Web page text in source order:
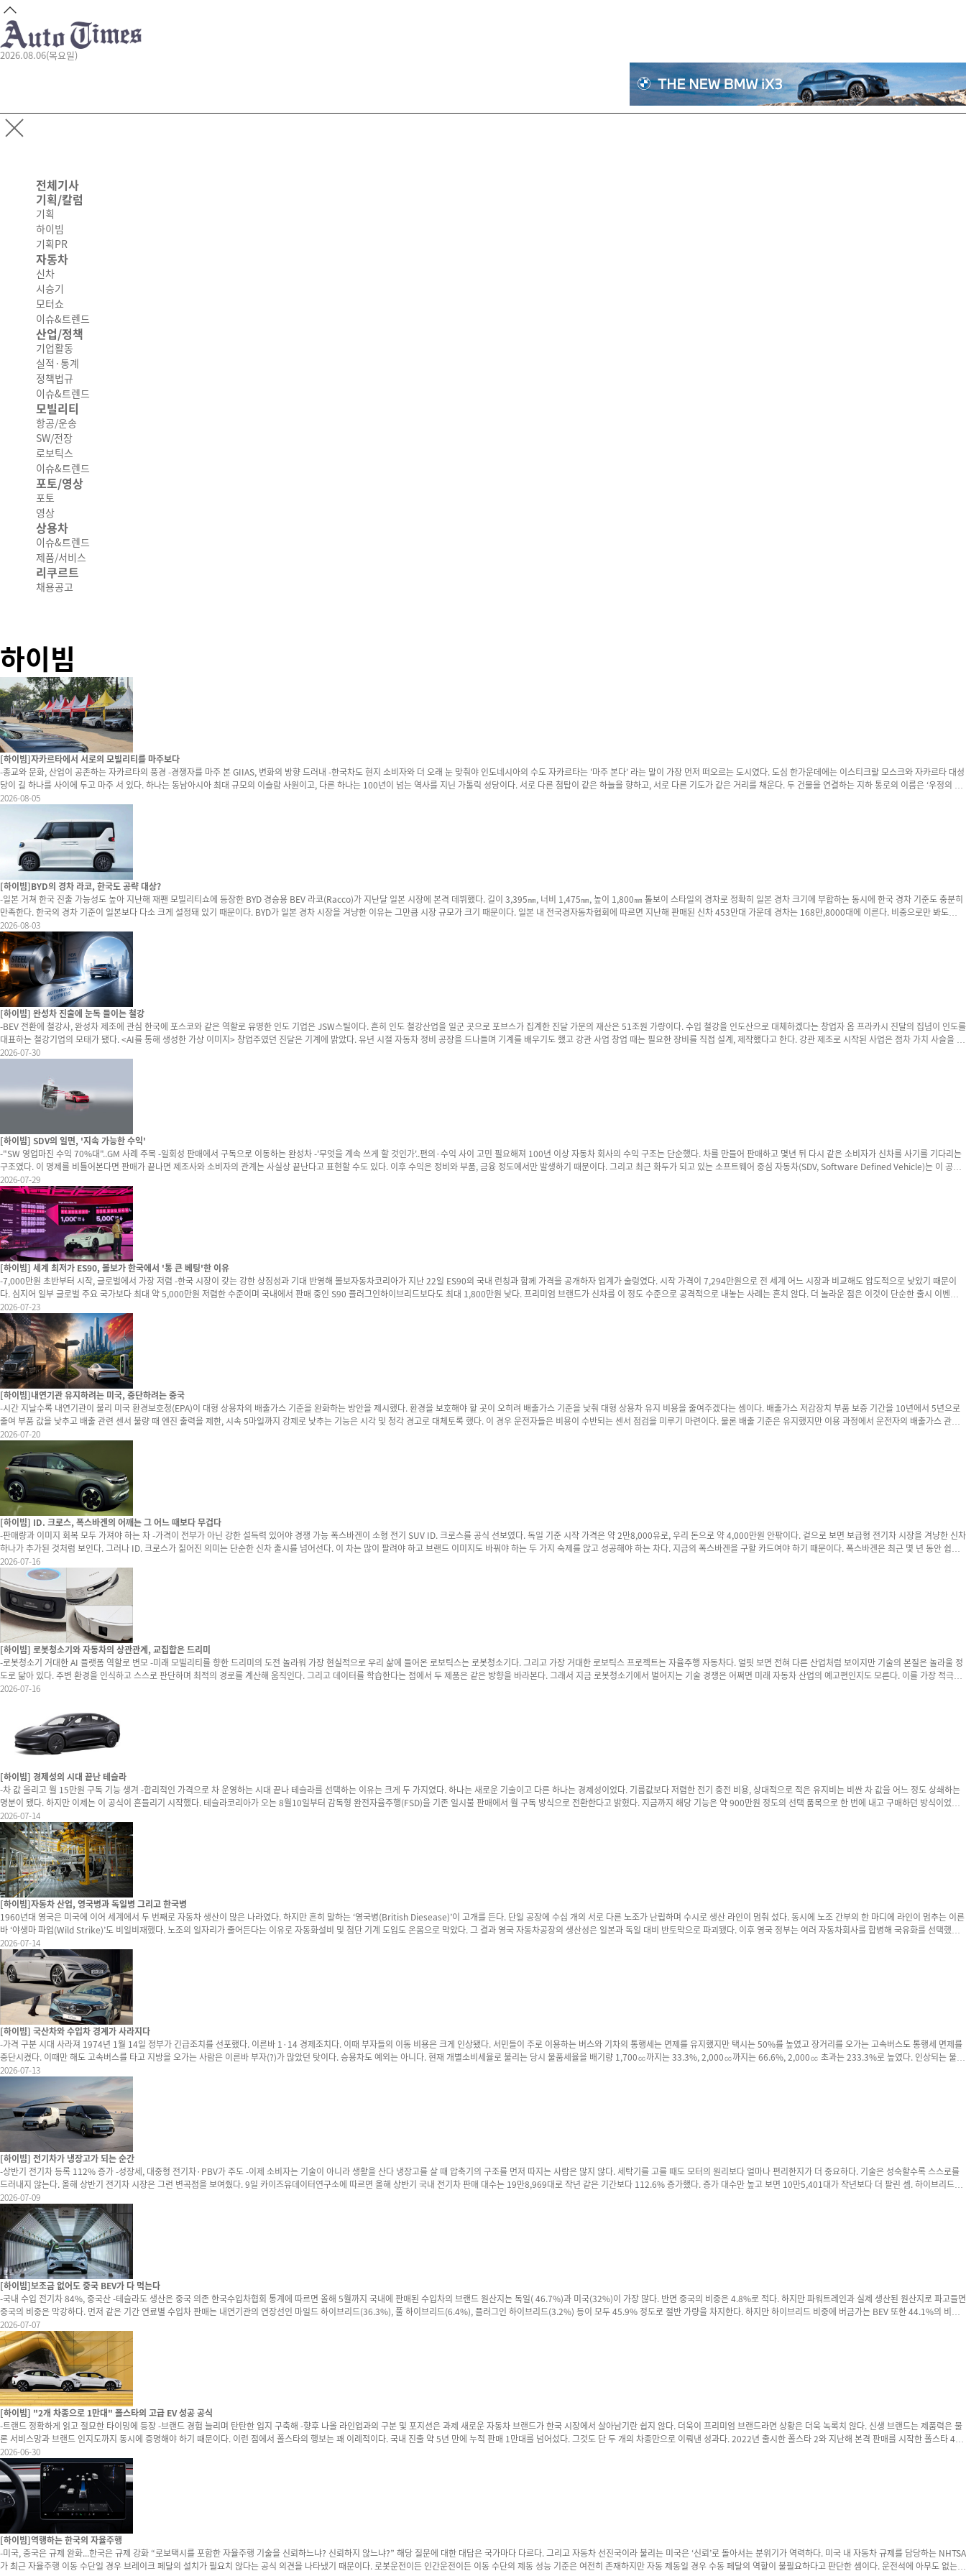
2026.08.06(목요일)
전체기사
기획/칼럼
기획
하이빔
기획PR
자동차
신차
시승기
모터쇼
이슈&트렌드
산업/정책
기업활동
실적·통계
정책법규
이슈&트렌드
모빌리티
항공/운송
SW/전장
로보틱스
이슈&트렌드
포토/영상
포토
영상
상용차
이슈&트렌드
제품/서비스
리쿠르트
채용공고
하이빔
[하이빔]자카르타에서 서로의 모빌리티를 마주보다
-종교와 문화, 산업이 공존하는 자카르타의 풍경 -경쟁자를 마주 본 GIIAS, 변화의 방향 드러내 -한국차도 현지 소비자와 더 오래 눈 맞춰야 인도네시아의 수도 자카르타는 '마주 본다' 라는 말이 가장 먼저 떠오르는 도시였다. 도심 한가운데에는 이스티크랄 모스크와 자카르타 대성
당이 길 하나를 사이에 두고 마주 서 있다. 하나는 동남아시아 최대 규모의 이슬람 사원이고, 다른 하나는 100년이 넘는 역사를 지닌 가톨릭 성당이다. 서로 다른 첨탑이 같은 하늘을 향하고, 서로 다른 기도가 같은 거리를 채운다. 두 건물을 연결하는 지하 통로의 이름은 ‘우정의 터
널’이다. 종교가 다르다는 이유로 등을 돌리는 대신 서로를 바라보고 오갈 수 있는 길을 만든 것이다. 자카르타라는 도시를 설명하기에 이보다 상징적인 장면도 드물다. 모터쇼장에서도 마주 보는 장면은 계속됐다. 메르세데스-벤츠와 BMW가 서로를 바라보며 부스를 꾸렸다. 한쪽
2026-08-05
[하이빔]BYD의 경차 라코, 한국도 공략 대상?
-일본 거쳐 한국 진출 가능성도 높아 지난해 재팬 모빌리티쇼에 등장한 BYD 경승용 BEV 라코(Racco)가 지난달 일본 시장에 본격 데뷔했다. 길이 3,395㎜, 너비 1,475㎜, 높이 1,800㎜ 톨보이 스타일의 경차로 정확히 일본 경차 크기에 부합하는 동시에 한국 경차 기준도 충분히
만족한다. 한국의 경차 기준이 일본보다 다소 크게 설정돼 있기 때문이다. BYD가 일본 경차 시장을 겨냥한 이유는 그만큼 시장 규모가 크기 때문이다. 일본 내 전국경자동차협회에 따르면 지난해 판매된 신차 453만대 가운데 경차는 168만,8000대에 이른다. 비중으로만 봐도
37%에 달할 만큼 높다. 글로벌 시장 관점에서 경차는 당연히 일본 소비자들의 평가를 받는 게 정석이다. 하지만 내연기관은 경쟁력이 없다. 일본 기업들의 기술력이 높아서다. 오죽하면 일본은 수입차의 무덤이라는 얘기까지 들릴 정도다. 연간 170만대 내외의 한국에서 수입차 판
2026-08-03
[하이빔] 완성차 진출에 눈독 들이는 철강
-BEV 전환에 철강사, 완성차 제조에 관심 한국에 포스코와 같은 역할로 유명한 인도 기업은 JSW스틸이다. 흔히 인도 철강산업을 일군 곳으로 포브스가 집계한 진달 가문의 재산은 51조원 가량이다. 수입 철강을 인도산으로 대체하겠다는 창업자 옴 프라카시 진달의 집념이 인도를
대표하는 철강기업의 모태가 됐다. <AI를 통해 생성한 가상 이미지> 창업주였던 진달은 기계에 밝았다. 유년 시절 자동차 정비 공장을 드나들며 기계를 배우기도 했고 강관 사업 창업 때는 필요한 장비를 직접 설계, 제작했다고 한다. 강관 제조로 시작된 사업은 점차 가치 사슬을 만
들어 현재는 필요한 철광석을 직접 캐내는 광산도 소유하고 있다. 갑자기 JSW가 글로벌 모빌리티 시장 내 시선을 이끈 이유는 완성차 시장 진출 가능성 때문이다. 여기서 진출의 실제 ‘의미’는 철강을 자동차회사에 공급하는 것이 아니라 직접 완성차 제조 및 판매에 나서는 것을 뜻
2026-07-30
[하이빔] SDV의 일면, '지속 가능한 수익'
-"SW 영업마진 수익 70%대"..GM 사례 주목 -일회성 판매에서 구독으로 이동하는 완성차 -'무엇을 계속 쓰게 할 것인가'..편의·수익 사이 고민 필요해져 100년 이상 자동차 회사의 수익 구조는 단순했다. 차를 만들어 판매하고 몇년 뒤 다시 같은 소비자가 신차를 사기를 기다리는
구조였다. 이 명제를 비틀어본다면 판매가 끝나면 제조사와 소비자의 관계는 사실상 끝난다고 표현할 수도 있다. 이후 수익은 정비와 부품, 금융 정도에서만 발생하기 때문이다. 그리고 최근 화두가 되고 있는 소프트웨어 중심 자동차(SDV, Software Defined Vehicle)는 이 공식
을 완전히 뒤집는다. 차를 판매하는 순간이 관계의 끝이 아니라 시작이 되기 때문이다 . 제조사는 이후에도 기능을 추가하고 서비스를 판매하며 매달 새로운 수익을 만든다. 자동차가 스마트폰처럼 변한다는 표현은 단순히 무선 업데이트(OTA)가 가능하다는 의미만이 아니다. 스마
2026-07-29
[하이빔] 세계 최저가 ES90, 볼보가 한국에서 '통 큰 베팅'한 이유
-7,000만원 초반부터 시작, 글로벌에서 가장 저렴 -한국 시장이 갖는 강한 상징성과 기대 반영해 볼보자동차코리아가 지난 22일 ES90의 국내 런칭과 함께 가격을 공개하자 업계가 술렁였다. 시작 가격이 7,294만원으로 전 세계 어느 시장과 비교해도 압도적으로 낮았기 때문이
다. 심지어 일부 글로벌 주요 국가보다 최대 약 5,000만원 저렴한 수준이며 국내에서 판매 중인 S90 플러그인하이브리드보다도 최대 1,800만원 낮다. 프리미엄 브랜드가 신차를 이 정도 수준으로 공격적으로 내놓는 사례는 흔치 않다. 더 놀라운 점은 이것이 단순한 출시 이벤트가
아니라는 사실이다. 볼보차코리아는 환율 부담으로 사실상 마진을 포기하면서까지 가격을 결정했다는 점을 숨기지 않았다. 지난해보다 원화 가치가 약 16% 하락하면서 그만큼 수익성이 악화됐지만 이를 그대로 감수했다는 설명이다. 본사와 오랜 기간 협의를 거쳐 얻어낸 결과라
는 점도 강조했다. 이처럼 브랜드가 파격적인 가격표를 제시한 근본적인 이유에는 한국 시장이 갖는 상징성에 있다. 국내 프리미엄 전기차 시장은 규모 대비 경쟁이 가장 치열한 시장 중 하나다. 독일 프리미엄 브랜드는 물론 테슬라와 ...
2026-07-23
[하이빔]내연기관 유지하려는 미국, 중단하려는 중국
-시간 지날수록 내연기관이 불리 미국 환경보호청(EPA)이 대형 상용차의 배출가스 기준을 완화하는 방안을 제시했다. 환경을 보호해야 할 곳이 오히려 배출가스 기준을 낮춰 대형 상용차 유지 비용을 줄여주겠다는 셈이다. 배출가스 저감장치 부품 보증 기간을 10년에서 5년으로
줄여 부품 값을 낮추고 배출 관련 센서 불량 때 엔진 출력을 제한, 시속 5마일까지 강제로 낮추는 기능은 시각 및 청각 경고로 대체토록 했다. 이 경우 운전자들은 비용이 수반되는 센서 점검을 미루기 마련이다. 물론 배출 기준은 유지했지만 이용 과정에서 운전자의 배출가스 관리
의무 행위를 줄이는 방식으로 환경단체들의 비판을 피해가는 모습이다. 흥미로운 점은 비슷한 시기 중국 내 하이난성의 조치다. 하이난성은 오는 2030년부터 아예 내연기관차 판매를 전면 금지키로 결정했다. 상업용은 물론이고 민간 부문의 신차 교체 때도 아예 EV만 살 수 있도
2026-07-20
[하이빔] ID. 크로스, 폭스바겐의 어깨는 그 어느 때보다 무겁다
-판매량과 이미지 회복 모두 가져야 하는 차 -가격이 전부가 아닌 강한 설득력 있어야 경쟁 가능 폭스바겐이 소형 전기 SUV ID. 크로스를 공식 선보였다. 독일 기준 시작 가격은 약 2만8,000유로, 우리 돈으로 약 4,000만원 안팎이다. 겉으로 보면 보급형 전기차 시장을 겨냥한 신차
하나가 추가된 것처럼 보인다. 그러나 ID. 크로스가 짊어진 의미는 단순한 신차 출시를 넘어선다. 이 차는 많이 팔려야 하고 브랜드 이미지도 바꿔야 하는 두 가지 숙제를 앉고 성공해야 하는 차다. 지금의 폭스바겐을 구할 카드여야 하기 때문이다. 폭스바겐은 최근 몇 년 동안 쉽지
않은 시간을 보냈다. 전기차 전환은 기대만큼 빠르게 진행되지 않았고 야심차게 내놓은 ID. 시리즈 역시 시장에서 압도적인 존재감을 보여주지 못했다. 한때 골프와 비틀로 대중차의 기준을 만들었던 브랜드가 전기차 시대에서는 가격과 상품성, 브랜드 경쟁력까지 동시에 증명해야
하는 처지가 됐다. 실제로 폭스바겐은 ID.4와 ID.5, ID.7, ID. 버즈까지 차급을 넓혔지만 초기 판매 흐름은 폭스바겐의 규모와 투자에 비하면 미지근했다. 참고로 그룹의 순수전기차 판매는 2024년 74만4,800대로 전년보다...
2026-07-16
[하이빔] 로봇청소기와 자동차의 상관관계, 교집합은 드리미
-로봇청소기 거대한 AI 플랫폼 역할로 변모 -미래 모빌리티를 향한 드리미의 도전 놀라워 가장 현실적으로 우리 삶에 들어온 로보틱스는 로봇청소기다. 그리고 가장 거대한 로보틱스 프로젝트는 자율주행 자동차다. 얼핏 보면 전혀 다른 산업처럼 보이지만 기술의 본질은 놀라울 정
도로 닮아 있다. 주변 환경을 인식하고 스스로 판단하며 최적의 경로를 계산해 움직인다. 그리고 데이터를 학습한다는 점에서 두 제품은 같은 방향을 바라본다. 그래서 지금 로봇청소기에서 벌어지는 기술 경쟁은 어쩌면 미래 자동차 산업의 예고편인지도 모른다. 이를 가장 적극적
으로 보여주는 기업이 드리미다. 최상위 로봇청소기 라인업인 X60 시리즈를 살펴보면 단순한 생활가전을 넘어 하나의 이동형 AI 플랫폼이라는 생각이 든다. 드리미의 AI 강화 OmniSight 시스템은 듀얼 120도 고정밀 카메라와 능동형 라이트를 기반으로 집 안 환경을 실시간으로
2026-07-16
[하이빔] 경제성의 시대 끝난 테슬라
-차 값 올리고 월 15만원 구독 기능 생겨 -합리적인 가격으로 차 운영하는 시대 끝나 테슬라를 선택하는 이유는 크게 두 가지였다. 하나는 새로운 기술이고 다른 하나는 경제성이었다. 기름값보다 저렴한 전기 충전 비용, 상대적으로 적은 유지비는 비싼 차 값을 어느 정도 상쇄하는
명분이 됐다. 하지만 이제는 이 공식이 흔들리기 시작했다. 테슬라코리아가 오는 8월10일부터 감독형 완전자율주행(FSD)을 기존 일시불 판매에서 월 구독 방식으로 전환한다고 밝혔다. 지금까지 해당 기능은 약 900만원 정도의 선택 품목으로 한 번에 내고 구매하던 방식이었다.
이를 월 15만원씩 내고 기능을 활성화하는 구조다. 초기 구매 부담은 낮아졌지만 매달 빠져나가는 고정비가 새롭게 생긴 셈이다. 월 15만원은 결코 작은 금액이 아니다. 국산 준중형차나 보급형 전기차의 월 할부금 일부에 해당하는 수준이다. 또 현실적인 비교를 해보면 휴대폰 통
2026-07-14
[하이빔]자동차 산업, 영국병과 독일병 그리고 한국병
1960년대 영국은 미국에 이어 세계에서 두 번째로 자동차 생산이 많은 나라였다. 하지만 흔히 말하는 ‘영국병(British Diesease)’이 고개를 든다. 단일 공장에 수십 개의 서로 다른 노조가 난립하며 수시로 생산 라인이 멈춰 섰다. 동시에 노조 간부의 한 마디에 라인이 멈추는 이른
바 ‘야생마 파업(Wild Strike)’도 비일비재했다. 노조의 일자리가 줄어든다는 이유로 자동화설비 및 첨단 기계 도입도 온몸으로 막았다. 그 결과 영국 자동차공장의 생산성은 일본과 독일 대비 반토막으로 파괴됐다. 이후 영국 정부는 여러 자동차회사를 합병해 국유화를 선택했지
만 비가 와도 쉬어야 한다는 영국병 증상만 더욱 심해지는 결과를 낳았다. 영국병을 기회로 삼은 나라는 독일이다. 독일은 비슷한 시기 철저한 품질 경영과 안정된 노사 관계를 기반으로 영국 자동차산업 규모를 단숨에 추월했다. 노사가 공동 결정체를 조직해 무분별한 파업 대신 장
기적 성장과 고용 안정을 선택하며 영국과 다른 길을 걸었다. 그 결과 영국은 자국 브랜드의 멸종을, 독일은 유럽 뿐 아니라 글로벌 자동차 시장의 주도권을 확실하게 장악하게 됐다. 보다 못한 1980년대 영국병을 치유한 인...
2026-07-14
[하이빔] 국산차와 수입차 경계가 사라지다
-가격 구분 시대 사라져 1974년 1월 14일 정부가 긴급조치를 선포했다. 이른바 1·14 경제조치다. 이때 부자들의 이동 비용은 크게 인상됐다. 서민들이 주로 이용하는 버스와 기차의 통행세는 면제를 유지했지만 택시는 50%를 높였고 장거리를 오가는 고속버스도 통행세 면제를
중단시켰다. 이때만 해도 고속버스를 타고 지방을 오가는 사람은 이른바 부자(?)가 많았던 탓이다. 승용차도 예외는 아니다. 현재 개별소비세율로 불리는 당시 물품세율을 배기량 1,700㏄까지는 33.3%, 2,000㏄까지는 66.6%, 2,000㏄ 초과는 233.3%로 높였다. 인상되는 물품
세율을 적용할 때 공장도가격 기준으로 당시 시보레는 176만 원에서 189만 원(7.6%), 레코드는 263만 7,000원에서 304만2,000원(15.3%)으로 올랐지만 실제로는 더 비싸졌다. 물품세율 외에 해외에서 조달하는 자동차 부품의 관세 감면을 없애버렸기 때문이다. 동시에 수입
승용차도 관세와 물품세율을 높였는데 3,000㏄급 벤츠의 경우 2,055만7,000원에서 4,544만 원으로 121%가 올랐다. 이때 기준으로 국산 고급차(레코드)와 수입 고급차(벤츠)의 가격 차이는 17배에 달했다. 그러니 수입차는 아무나 타는 차가 아니었고...
2026-07-13
[하이빔] 전기차가 냉장고가 되는 순간
-상반기 전기차 등록 112% 증가 -성장세, 대중형 전기차·PBV가 주도 -이제 소비자는 기술이 아니라 생활을 산다 냉장고를 살 때 압축기의 구조를 먼저 따지는 사람은 많지 않다. 세탁기를 고를 때도 모터의 원리보다 얼마나 편리한지가 더 중요하다. 기술은 성숙할수록 스스로를
드러내지 않는다. 올해 상반기 전기차 시장은 그런 변곡점을 보여줬다. 9일 카이즈유데이터연구소에 따르면 올해 상반기 국내 전기차 판매 대수는 19만8,969대로 작년 같은 기간보다 112.6% 증가했다. 증가 대수만 높고 보면 10만5,401대가 작년보다 더 팔린 셈. 하이브리드마
저 판매량이 빠지며 신차 등록 증가 폭이 1만1,322대에 그쳤단걸 감안하면 시장 성장을 전기차가 이끌었다 봐도 과언이 아니다. 그 중에서도 눈길을 끄는건 성장의 주인공이다. 불과 몇 년 전만 해도 전기차 시장은 테슬라 모델Y나 현대차 아이오닉5 등 '상징성'을 가진 전기차가 주
2026-07-09
[하이빔]보조금 없어도 중국 BEV가 다 먹는다
-국내 수입 전기차 84%, 중국산 -테슬라도 생산은 중국 의존 한국수입차협회 통계에 따르면 올해 5월까지 국내에 판매된 수입차의 브랜드 원산지는 독일( 46.7%)과 미국(32%)이 가장 많다. 반면 중국의 비중은 4.8%로 적다. 하지만 파워트레인과 실제 생산된 원산지로 파고들면
중국의 비중은 막강하다. 먼저 같은 기간 연료별 수입차 판매는 내연기관의 연장선인 마일드 하이브리드(36.3%), 풀 하이브리드(6.4%), 플러그인 하이브리드(3.2%) 등이 모두 45.9% 정도로 절반 가량을 차지한다. 하지만 하이브리드 비중에 버금가는 BEV 또한 44.1%의 비중
이다. 결국 수입차 시장은 이미 HEV(PHEV 포함)와 BEV로 양분됐다는 의미다. 원산지 싸움은 여기서 벌어진다. HEV는 대부분 일본, 미국, 독일 등 브랜드 원산지와 일치한다. 물론 일부는 생산지가 다르지만 큰 영향을 미칠 정도는 아니다. 반면 BEV는 대부분 중국산이다. 관세청
2026-07-07
[하이빔] "2개 차종으로 1만대" 폴스타의 고급 EV 성공 공식
-트랜드 정확하게 읽고 절묘한 타이밍에 등장 -브랜드 경험 늘리며 탄탄한 입지 구축해 -향후 나올 라인업과의 구분 및 포지션은 과제 새로운 자동차 브랜드가 한국 시장에서 살아남기란 쉽지 않다. 더욱이 프리미엄 브랜드라면 상황은 더욱 녹록치 않다. 신생 브랜드는 제품력은 물
론 서비스망과 브랜드 인지도까지 동시에 증명해야 하기 때문이다. 이런 점에서 폴스타의 행보는 꽤 이례적이다. 국내 진출 약 5년 만에 누적 판매 1만대를 넘어섰다. 그것도 단 두 개의 차종만으로 이뤄낸 성과다. 2022년 출시한 폴스타 2와 지난해 본격 판매를 시작한 폴스타 4가
지금까지 1만184대를 기록했다. 더욱이 국내 전기차 시장이 캐즘이라는 거대한 파도를 만난 상황에서 거둔 성과라는 점에서도 의미가 적지 않다. 특히, 흥미로운 점은 이들이 시장을 흔든 방식이다. 저렴한 가격을 앞세운 보급형 전기차도 아니고 공격적인 할인으로 판매를 늘린 것
2026-06-30
[하이빔]역행하는 한국의 자율주행
-미국, 중국은 규제 완화...한국은 규제 강화 “로보택시를 포함한 자율주행 기술을 신뢰하느냐? 신뢰하지 않느냐?” 해당 질문에 대한 대답은 국가마다 다르다. 그리고 자동차 선진국이라 불리는 미국은 ‘신뢰’로 돌아서는 분위기가 역력하다. 미국 내 자동차 규제를 담당하는 NHTSA
가 최근 자율주행 이동 수단일 경우 브레이크 페달의 설치가 필요치 않다는 공식 의견을 나타냈기 때문이다. 로봇운전이든 인간운전이든 이동 수단의 제동 성능 기준은 여전히 존재하지만 자동 제동일 경우 수동 페달의 역할이 불필요하다고 판단한 셈이다. 운전석에 아무도 없는데